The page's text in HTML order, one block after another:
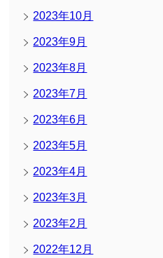
2023年10月
2023年9月
2023年8月
2023年7月
2023年6月
2023年5月
2023年4月
2023年3月
2023年2月
2022年12月